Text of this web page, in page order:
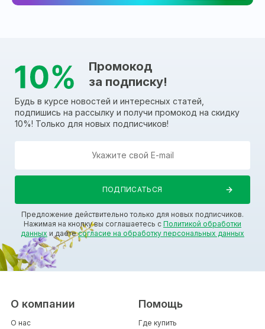
Промокод
за подписку!
Будь в курсе новостей и интересных статей,
подпишись на рассылку и получи промокод на скидку
10%! Только для новых подписчиков!
Предложение действительно только для новых подписчиков.
Нажимая на кнопку вы соглашаетесь с Политикой обработки
данных и даетесогласие на обработку персональных данных
О компании
О нас
Помощь
Где купить